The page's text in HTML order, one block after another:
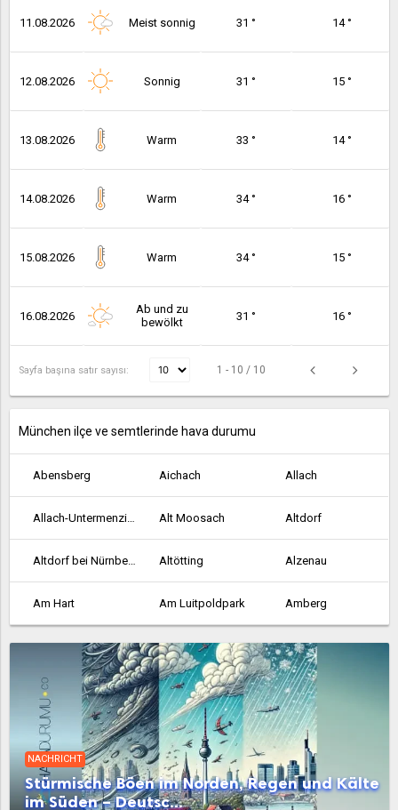
11.08.2026 Meist sonnig 31 ° 14 °
12.08.2026 Sonnig 31 ° 15 °
13.08.2026 Warm 33 ° 14 °
14.08.2026 Warm 34 ° 16 °
15.08.2026 Warm 34 ° 15 °
16.08.2026
Ab und zu
bewölkt
31 ° 16 °
Sayfa başına satır sayısı: 1 - 10 / 10
München ilçe ve semtlerinde hava durumu
Abensberg Aichach Allach
Allach-Untermenzing Alt Moosach Altdorf
Altdorf bei Nürnberg Altötting Alzenau
Am Hart Am Luitpoldpark Amberg
Ansbach Aschaffenburg Au-Haidhausen
Aubing-Lochhausen-Langwied Aubing-Süd Augsburg
Bad Abbach Bad Aibling Bad Kissingen
Bad Neustadt an der Saale Bad Reichenhall Bamberg
NACHRICHT
Stürmische Böen im Norden, Regen und Kälte
im Süden – Deutsc...